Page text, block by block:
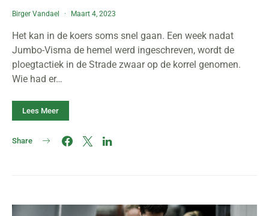
Birger Vandael Maart 4, 2023
Het kan in de koers soms snel gaan. Een week nadat
Jumbo-Visma de hemel werd ingeschreven, wordt de
ploegtactiek in de Strade zwaar op de korrel genomen.
Wie had er…
Lees Meer
Share